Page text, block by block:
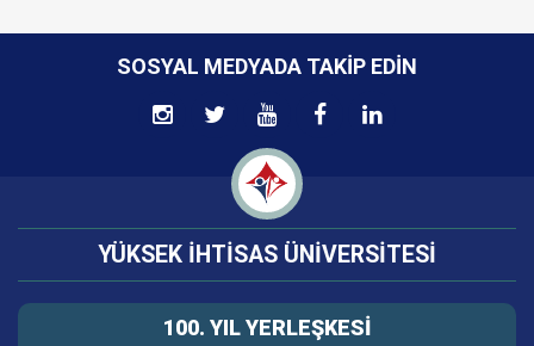
SOSYAL MEDYADA TAKIP EDIN
YÜKSEK İHTİSAS ÜNİVERSİTESİ
100. YIL YERLEŞKESI